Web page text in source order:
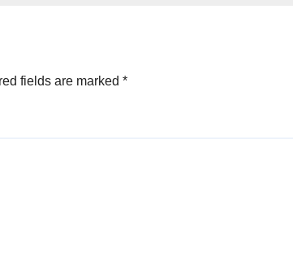
fields are marked *